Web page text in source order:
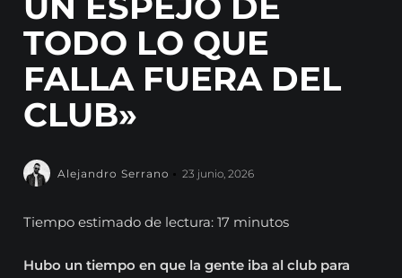
TODO LO QUE
FALLA FUERA DEL
CLUB»
Alejandro Serrano 23 junio, 2026
Tiempo estimado de lectura: 17 minutos
Hubo un tiempo en que la gente iba al club para